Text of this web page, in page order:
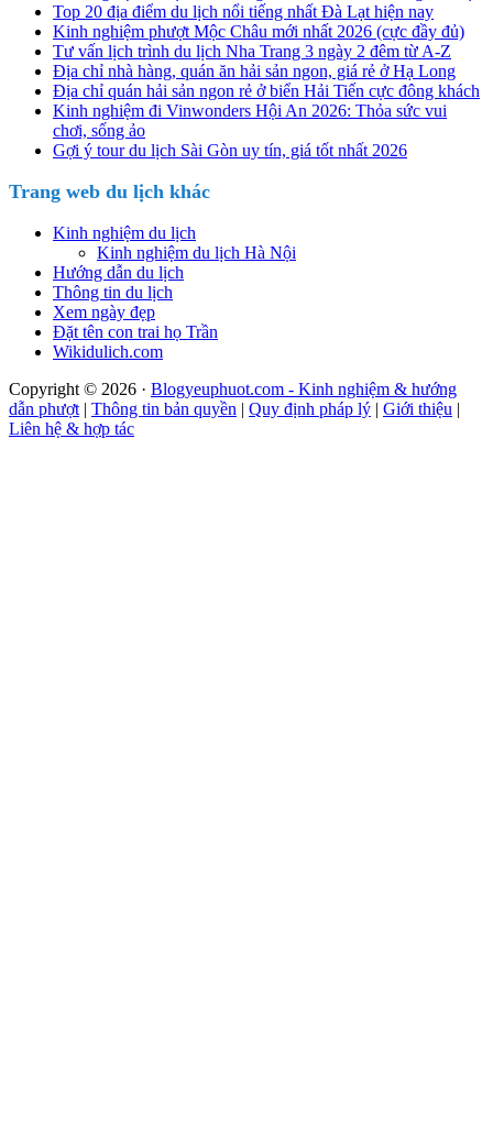
Top 20 địa điểm du lịch nổi tiếng nhất Đà Lạt hiện nay
Kinh nghiệm phượt Mộc Châu mới nhất 2026 (cực đầy đủ)
Tư vấn lịch trình du lịch Nha Trang 3 ngày 2 đêm từ A-Z
Địa chỉ nhà hàng, quán ăn hải sản ngon, giá rẻ ở Hạ Long
Địa chỉ quán hải sản ngon rẻ ở biển Hải Tiến cực đông khách
Kinh nghiệm đi Vinwonders Hội An 2026: Thỏa sức vui
chơi, sống ảo
Gợi ý tour du lịch Sài Gòn uy tín, giá tốt nhất 2026
Trang web du lịch khác
Kinh nghiệm du lịch
Kinh nghiệm du lịch Hà Nội
Hướng dẫn du lịch
Thông tin du lịch
Xem ngày đẹp
Đặt tên con trai họ Trần
Wikidulich.com
Copyright © 2026 · Blogyeuphuot.com - Kinh nghiệm & hướng
dẫn phượt | Thông tin bản quyền | Quy định pháp lý | Giới thiệu |
Liên hệ & hợp tác